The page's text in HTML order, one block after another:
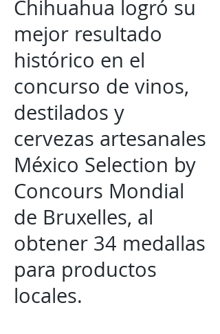
Chihuahua logró su
mejor resultado
histórico en el
concurso de vinos,
destilados y
cervezas artesanales
México Selection by
Concours Mondial
de Bruxelles, al
obtener 34 medallas
para productos
locales.